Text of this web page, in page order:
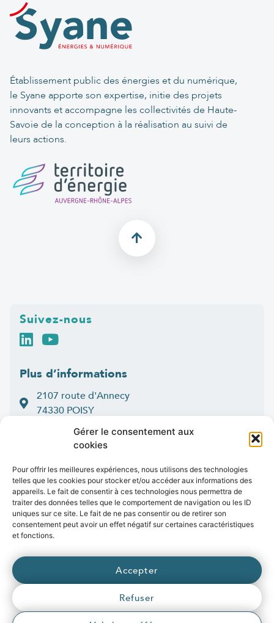
Gérer le consentement aux
cookies
Pour offrir les meilleures expériences, nous utilisons des technologies
telles que les cookies pour stocker et/ou accéder aux informations des
appareils. Le fait de consentir à ces technologies nous permettra de
traiter des données telles que le comportement de navigation ou les ID
uniques sur ce site. Le fait de ne pas consentir ou de retirer son
consentement peut avoir un effet négatif sur certaines caractéristiques
et fonctions.
Accepter
Refuser
Établissement public des énergies et du numérique,
le Syane apporte son expertise, initie des projets
innovants et accompagne les collectivités de Haute-
Savoie de la conception à la réalisation au suivi de
leurs actions.
Suivez-nous
Plus d’informations
2107 route d'Annecy
74330 POISY
04 50 33 50 60
Lun > jeu : 9h-12h et 14h-16h30
Ven:9h-12h et 14h-16h
Contact
Emplois
fibre.syane.fr/syanchaleur.fr/syanenr.com/
eborn.fr